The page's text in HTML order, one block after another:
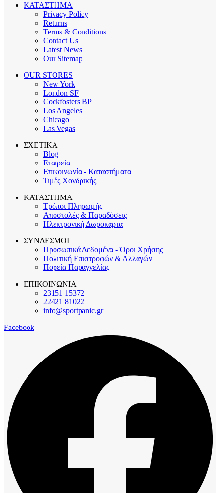
ΚΑΤΑΣΤΗΜΑ
Privacy Policy
Returns
Terms & Conditions
Contact Us
Latest News
Our Sitemap
OUR STORES
New York
London SF
Cockfosters BP
Los Angeles
Chicago
Las Vegas
ΣΧΕΤΙΚΑ
Blog
Εταιρεία
Επικοινωνία - Καταστήματα
Τιμές Χονδρικής
ΚΑΤΑΣΤΗΜΑ
Τρόποι Πληρωμής
Αποστολές & Παραδόσεις
Ηλεκτρονική Δωροκάρτα
ΣΥΝΔΕΣΜΟΙ
Προσωπικά Δεδομένα - Όροι Χρήσης
Πολιτική Επιστροφών & Αλλαγών
Πορεία Παραγγελίας
ΕΠΙΚΟΙΝΩΝΙΑ
23151 15372
22421 81022
info@sportpanic.gr
Facebook